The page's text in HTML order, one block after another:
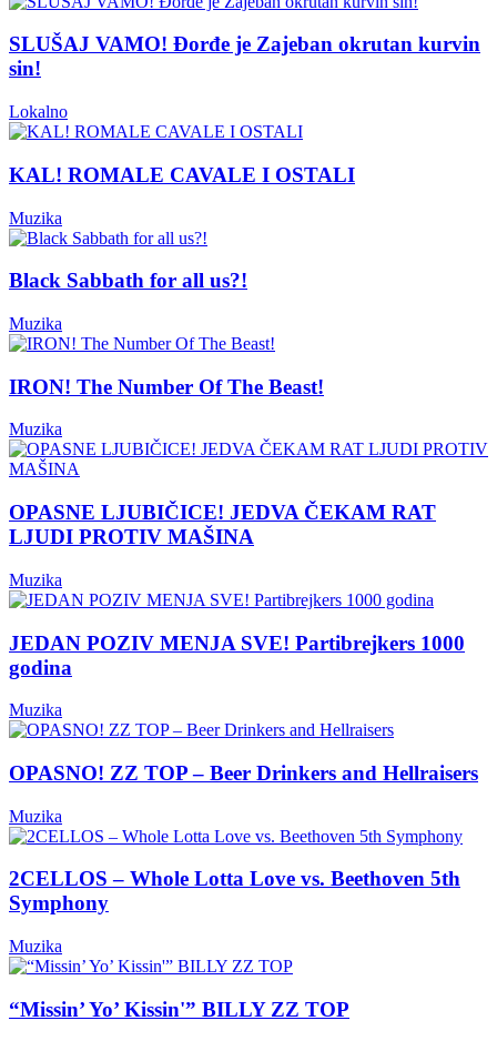
SLUŠAJ VAMO! Đorđe je Zajeban okrutan kurvin
sin!
Lokalno
KAL! ROMALE CAVALE I OSTALI
Muzika
Black Sabbath for all us?!
Muzika
IRON! The Number Of The Beast!
Muzika
OPASNE LJUBIČICE! JEDVA ČEKAM RAT
LJUDI PROTIV MAŠINA
Muzika
JEDAN POZIV MENJA SVE! Partibrejkers 1000
godina
Muzika
OPASNO! ZZ TOP – Beer Drinkers and Hellraisers
Muzika
2CELLOS – Whole Lotta Love vs. Beethoven 5th
Symphony
Muzika
“Missin’ Yo’ Kissin'” BILLY ZZ TOP